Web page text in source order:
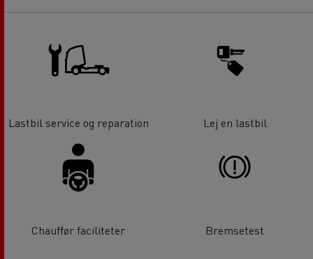
Lastbil service og reparation Lej en lastbil
Chauffør faciliteter Bremsetest